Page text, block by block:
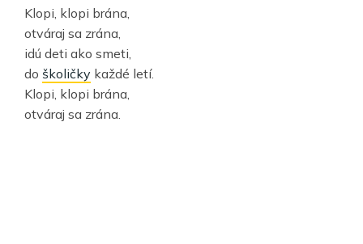
Klopi, klopi brána,
otváraj sa zrána,
idú deti ako smeti,
do školičky každé letí.
Klopi, klopi brána,
otváraj sa zrána.